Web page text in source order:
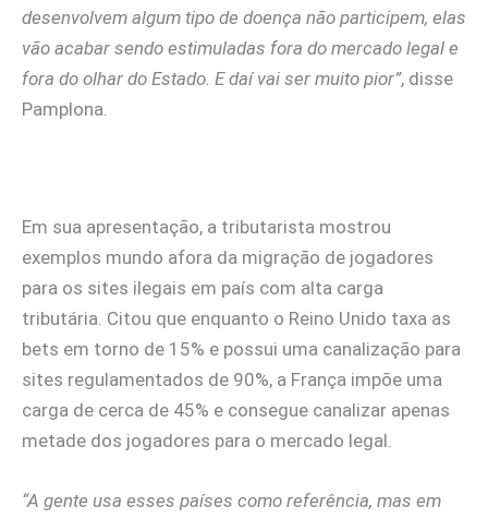
desenvolvem algum tipo de doença não participem, elas
vão acabar sendo estimuladas fora do mercado legal e
fora do olhar do Estado. E daí vai ser muito pior”, disse
Pamplona.
Em sua apresentação, a tributarista mostrou
exemplos mundo afora da migração de jogadores
para os sites ilegais em país com alta carga
tributária. Citou que enquanto o Reino Unido taxa as
bets em torno de 15% e possui uma canalização para
sites regulamentados de 90%, a França impõe uma
carga de cerca de 45% e consegue canalizar apenas
metade dos jogadores para o mercado legal.
“A gente usa esses países como referência, mas em